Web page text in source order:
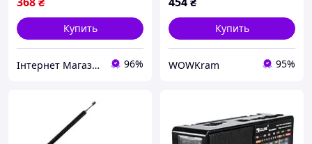
Купить
Інтернет Магазин "Tano" 96%
антенной UQ-20
Купить
WOWKram 95%